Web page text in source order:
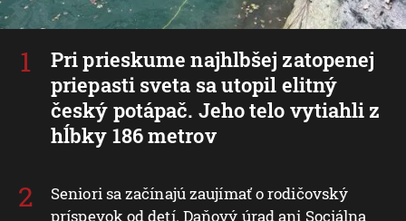
Pri prieskume najhlbšej zatopenej
priepasti sveta sa utopil elitný
český potápač. Jeho telo vytiahli z
hĺbky 186 metrov
Seniori sa začínajú zaujímať o rodičovský
príspevok od detí. Daňový úrad ani Sociálna